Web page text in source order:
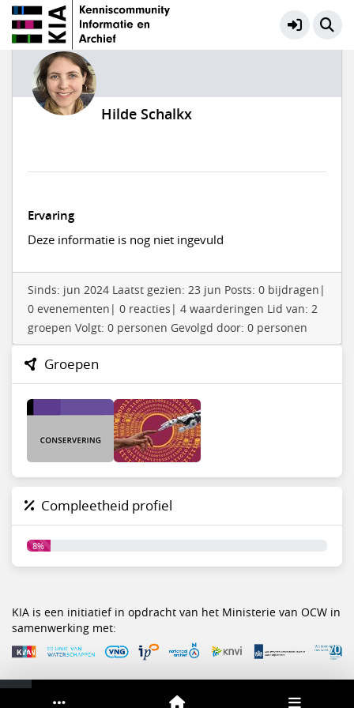
Hilde Schalkx
Ervaring
Deze informatie is nog niet ingevuld
Sinds: jun 2024 Laatst gezien: 23 jun Posts: 0 bijdragen|
0 evenementen| 0 reacties| 4 waarderingen Lid van: 2
groepen Volgt: 0 personen Gevolgd door: 0 personen
Groepen
Compleetheid profiel
8%
KIA is een initiatief in opdracht van het Ministerie van OCW in
samenwerking met: